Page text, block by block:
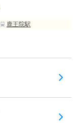
鹿王院駅